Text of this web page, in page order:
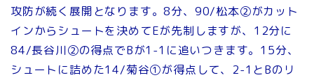
攻防が続く展開となります。8分、90/松本②がカット
インからシュートを決めてEが先制しますが、12分に
84/長谷川②の得点でBが1-1に追いつきます。15分、
シュートに詰めた14/菊谷①が得点して、2-1とBのリ